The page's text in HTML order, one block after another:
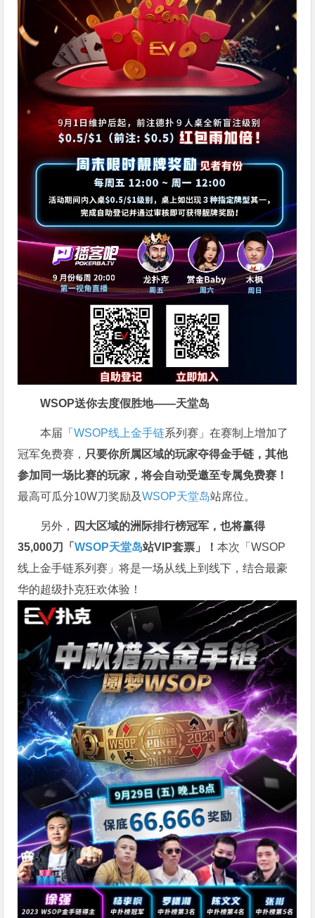
WSOP送你去度假胜地——天堂岛
本届「WSOP线上金手链系列赛」在赛制上增加了
冠军免费赛， 只要你所属区域的玩家夺得金手链，其他
参加同一场比赛的玩家，将会自动受邀至专属免费赛！
最高可瓜分10W刀奖励及WSOP天堂岛站席位。
另外， 四大区域的洲际排行榜冠军，也将赢得
35,000刀「WSOP天堂岛站VIP套票」！本次「WSOP
线上金手链系列赛」将是一场从线上到线下，结合最豪
华的超级扑克狂欢体验！